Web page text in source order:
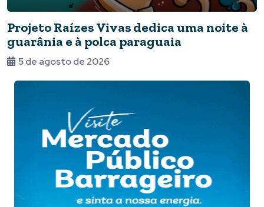
Projeto Raízes Vivas dedica uma noite à
guarânia e à polca paraguaia
5 de agosto de 2026